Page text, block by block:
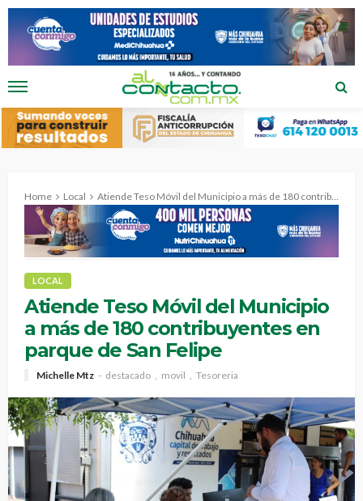
Home Local Atiende Teso Móvil del Municipio a más de 180 contribuyentes en parque de San Felipe
LOCAL
Atiende Teso Móvil del Municipio
a más de 180 contribuyentes en
parque de San Felipe
Michelle Mtz destacado movil Tesoreria